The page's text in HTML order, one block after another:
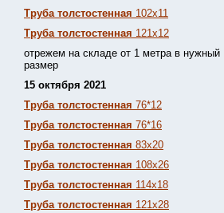
Труба толстостенная 102х11
Труба толстостенная 121х12
отрежем на складе от 1 метра в нужный
размер
15 октября 2021
Труба толстостенная 76*12
Труба толстостенная 76*16
Труба толстостенная 83х20
Труба толстостенная 108х26
Труба толстостенная 114х18
Труба толстостенная 121х28